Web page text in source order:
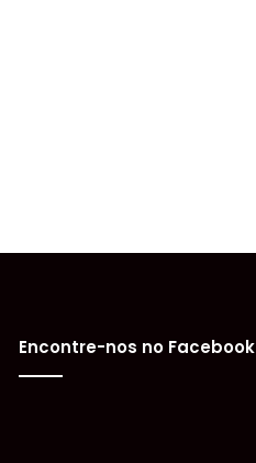
Encontre-nos no Facebook